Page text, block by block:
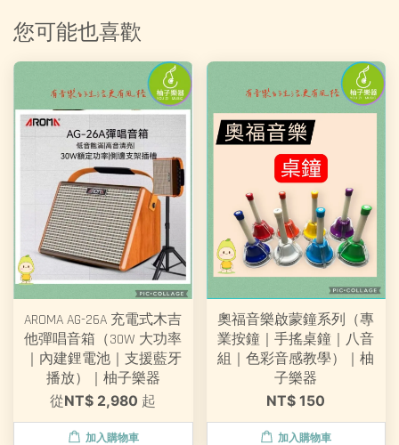
您可能也喜歡
AROMA AG-26A 充電式木吉
他彈唱音箱（30W 大功率
｜內建鋰電池｜支援藍牙
播放）｜柚子樂器
從NT$ 2,980 起
加入購物車
奧福音樂啟蒙鐘系列（專
業按鐘｜手搖桌鐘｜八音
組｜色彩音感教學）｜柚
子樂器
NT$ 150
加入購物車